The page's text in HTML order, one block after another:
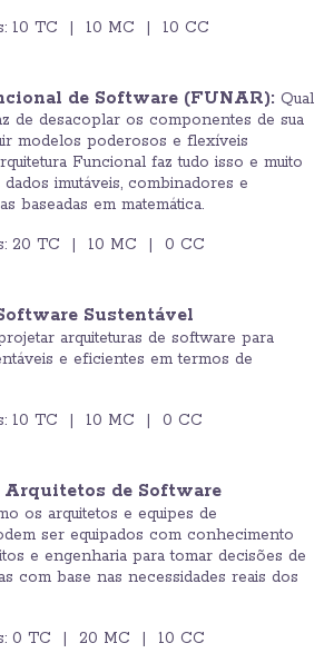
10 TC | 10 MC | 10 CC
de Software (FUNAR): Qual
de desacoplar os componentes de sua
modelos poderosos e flexíveis
Funcional faz tudo isso e muito
imutáveis, combinadores e
baseadas em matemática.
20 TC | 10 MC | 0 CC
Sustentável
arquiteturas de software para
e eficientes em termos de
10 TC | 10 MC | 0 CC
de Software
os arquitetos e equipes de
ser equipados com conhecimento
e engenharia para tomar decisões de
com base nas necessidades reais dos
0 TC | 20 MC | 10 CC